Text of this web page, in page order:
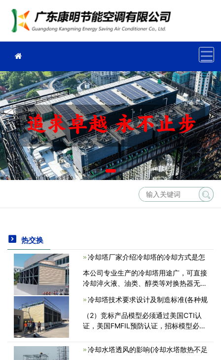
热交换
冷却塔厂家介绍冷却塔的冷却方式是怎
本公司专业生产的冷却塔用途广，可直接
冷却淬火液、油类、醇类等对换热器无腐
更多冷却塔的相关内容接下来就由冷却塔
厂家专业人员来为您简单讲解一下<
冷却塔技术要求设计及制造标准(各种规
（2）竞标产品模型必须通过美国CTI认
证，美国FMFIL预防认证，招标模型必须
证书证书由制造商的密封件；（3）冷却
冷却水塔透风的影响(冷却水塔散热不足